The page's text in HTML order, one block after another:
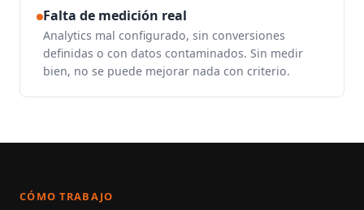
Falta de medición real
Analytics mal configurado, sin conversiones
definidas o con datos contaminados. Sin medir
bien, no se puede mejorar nada con criterio.
CÓMO TRABAJO